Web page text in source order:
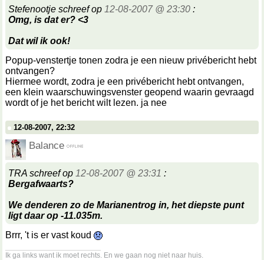
Stefenootje schreef op 12-08-2007 @ 23:30 :
Omg, is dat er? <3
Dat wil ik ook!
Popup-venstertje tonen zodra je een nieuw privébericht hebt
ontvangen?
Hiermee wordt, zodra je een privébericht hebt ontvangen,
een klein waarschuwingsvenster geopend waarin gevraagd
wordt of je het bericht wilt lezen. ja nee
12-08-2007, 22:32
Balance
TRA schreef op 12-08-2007 @ 23:31 :
Bergafwaarts?
We denderen zo de Marianentrog in, het diepste punt
ligt daar op -11.035m.
Brrr, 't is er vast koud
Ik ga links want ik moet rechts. En we gaan nog niet naar huis.